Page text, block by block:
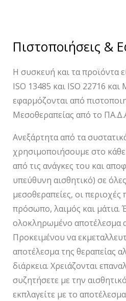
Πιστοποιήσεις &
Η συσκευή και τα προϊόντα
ISO 13485 και ISO 22716 και
εφαρμόζονται από
Μεσοθεραπείας από το
Ανεξάρτητα από τα
χρησιμοποιήσουμε στο
από τις ανάγκες του και
υπεύθυνη αισθητικό) σε
μεσοθεραπείες, οι
πρόσωπο, λαιμός και μάτια.
ολοκληρωμένο αποτέλεσμα
Προκειμένου να
αποτέλεσμα της θεραπείας
διάρκεια. Χρειάζονται
συζητήσετε με την
εκπλαγείτε με το